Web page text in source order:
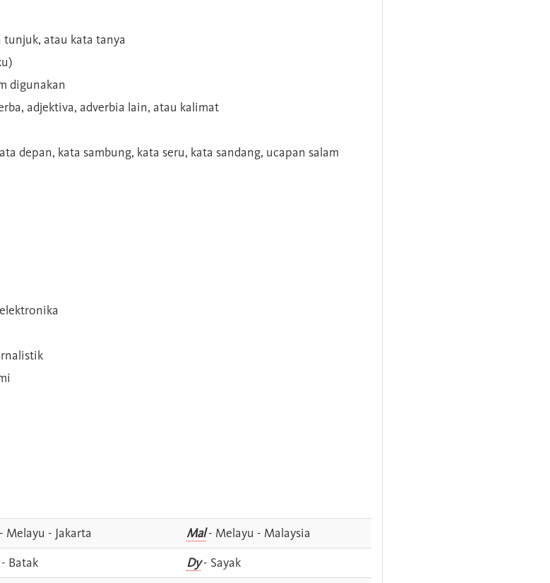
atau kata tanya
digunakan
adjektiva, adverbia lain, atau kalimat
depan, kata sambung, kata seru, kata sandang, ucapan salam
Melayu - Jakarta Mal- Melayu - Malaysia
Batak Dy- Sayak